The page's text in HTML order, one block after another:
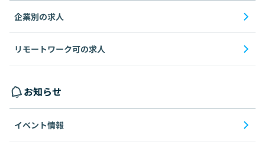
企業別の求人
リモートワーク可の求人
お知らせ
イベント情報